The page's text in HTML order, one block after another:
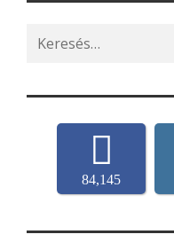
Search
for:
84,145